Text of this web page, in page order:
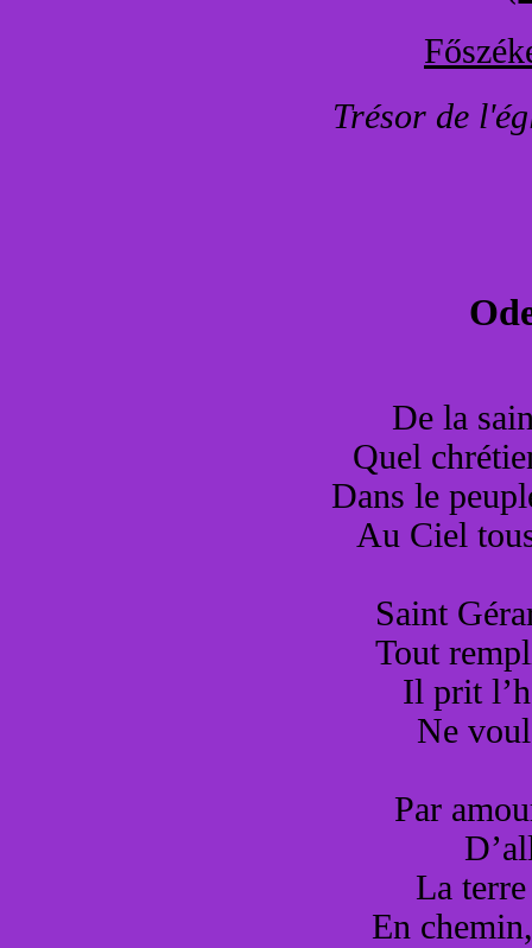
Trésor de
De la
Quel
Dans le
Au Ciel
Saint
Tout
Il prit
Ne
Par
La
En